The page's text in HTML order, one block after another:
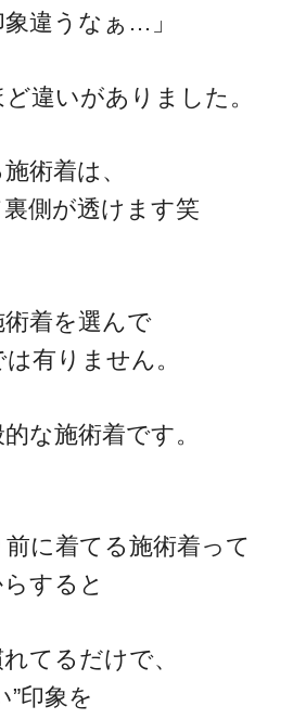
違うなぁ…」
違いがありました。
術着は、
側が透けます笑
着を選んで
有りません。
な施術着です。
に着てる施術着って
すると
てるだけで、
印象を